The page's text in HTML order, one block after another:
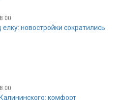
новостройки сократились
комфорт